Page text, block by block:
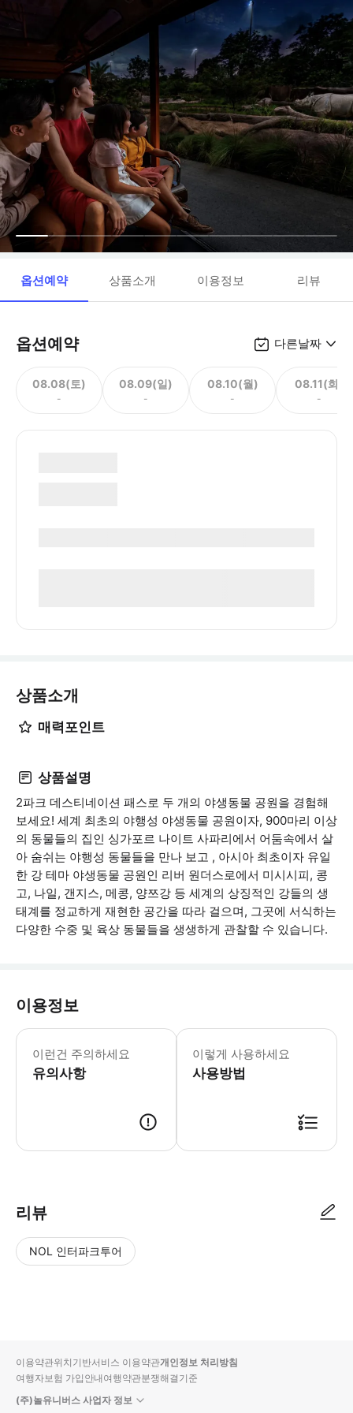
옵션예약 상품소개 이용정보 리뷰
옵션예약 다른날짜
08.08(토)
-
08.09(일)
-
08.10(월)
-
08.11(화)
-
상품소개
매력포인트
상품설명
2파크 데스티네이션 패스로 두 개의 야생동물 공원을 경험해
보세요! 세계 최초의 야행성 야생동물 공원이자, 900마리 이상
의 동물들의 집인 싱가포르 나이트 사파리에서 어둠속에서 살
아 숨쉬는 야행성 동물들을 만나 보고 , 아시아 최초이자 유일
한 강 테마 야생동물 공원인 리버 원더스로에서 미시시피, 콩
고, 나일, 갠지스, 메콩, 양쯔강 등 세계의 상징적인 강들의 생
태계를 정교하게 재현한 공간을 따라 걸으며, 그곳에 서식하는
다양한 수중 및 육상 동물들을 생생하게 관찰할 수 있습니다.
이용정보
이런건 주의하세요
유의사항
어린이 규정: - 만 3세 미만의 어린이
이렇게 사용하세요
사용방법
리뷰
NOL 인터파크투어
입니
다.
순
상
이용약관위치기반서비스 이용약관개인정보 처리방침
여행자보험 가입안내여행약관분쟁해결기준
(주)놀유니버스 사업자 정보